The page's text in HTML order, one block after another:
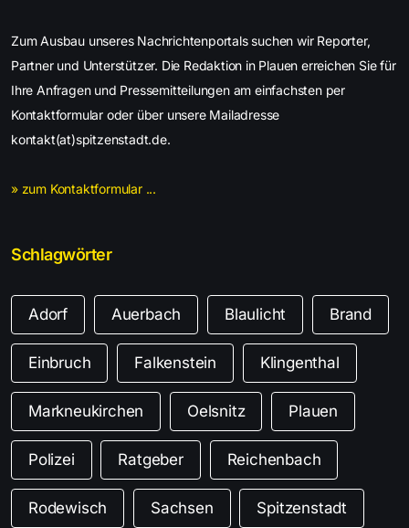
Zum Ausbau unseres Nachrichtenportals suchen wir Reporter,
Partner und Unterstützer. Die Redaktion in Plauen erreichen Sie für
Ihre Anfragen und Pressemitteilungen am einfachsten per
Kontaktformular oder über unsere Mailadresse
kontakt(at)spitzenstadt.de.
» zum Kontaktformular ...
Schlagwörter
Adorf Auerbach Blaulicht Brand
Einbruch Falkenstein Klingenthal
Markneukirchen Oelsnitz Plauen
Polizei Ratgeber Reichenbach
Rodewisch Sachsen Spitzenstadt